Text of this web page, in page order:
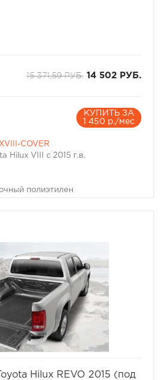
15 371,59 РУБ. 14 502 РУБ.
КУПИТЬ ЗА
1 450 р./мес
COVER
Hilux VIII с 2015 г.в.
полиэтилен
Hilux REVO 2015 (под